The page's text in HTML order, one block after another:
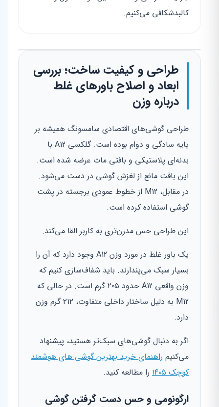
کالبدشکافی می‌کنیم.
طراحی و کیفیت ساخت؛ بررسی
ابعاد و اصلاح باورهای غلط
درباره وزن
طراحی گوشی‌های اقتصادی سامسونگ همیشه بر
پایه سادگی و دوام بوده است. گلکسی A12 با
بدنه‌ای پلاستیکی و بافتی مات عرضه شده است.
این بافت مانع از لغزش گوشی در دست می‌شود.
در مقابل، M12 از خطوط عمودی برجسته در پشت
گوشی استفاده کرده است.
این طراحی حس مدرن‌تری به کاربر القا می‌کند.
یک باور غلط در مورد وزن A12 وجود دارد که آن را
بسیار سبک می‌پندارند. باید شفاف‌سازی کنیم که
وزن واقعی A12 حدود ۲۰۵ گرم است. در حالی که
M12 به دلیل ساختار داخلی متفاوت، ۲۱۲ گرم وزن
دارد.
اگر به دنبال گوشی‌های سبک‌تر هستید، پیشنهاد
می‌کنیم راهنمای خرید بهترین گوشی های هوشمند
کوچک ۱۴۰۵
را مطالعه کنید.
ارگونومی و حس دست گرفتن گوشی